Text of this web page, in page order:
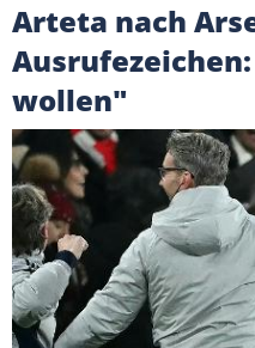
Arteta nach
wollen"